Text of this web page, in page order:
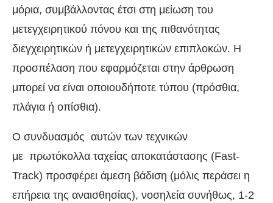
μόρια, συμβάλλοντας έτσι στη μείωση του
μετεγχειρητικού πόνου και της πιθανότητας
διεγχειρητικών ή μετεγχειρητικών επιπλοκών. Η
προσπέλαση που εφαρμόζεται στην άρθρωση
μπορεί να είναι οποιουδήποτε τύπου (πρόσθια,
πλάγια ή οπίσθια).
Ο συνδυασμός αυτών των τεχνικών
με πρωτόκολλα ταχείας αποκατάστασης (Fast-
Track) προσφέρει άμεση βάδιση (μόλις περάσει η
επήρεια της αναισθησίας), νοσηλεία συνήθως, 1-2